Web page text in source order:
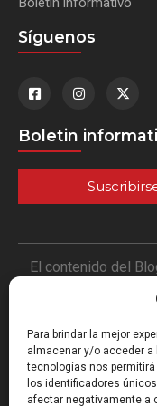
Para brindar la mejor
almacenar y/o acceder
tecnologías nos
los identificadores
afectar negativamente a
Síguenos
Boletin
El contenido del
blog no se hace
actualizada.
Immigration and
podría hacer de